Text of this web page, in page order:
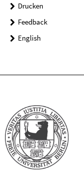
Drucken
Feedback
English